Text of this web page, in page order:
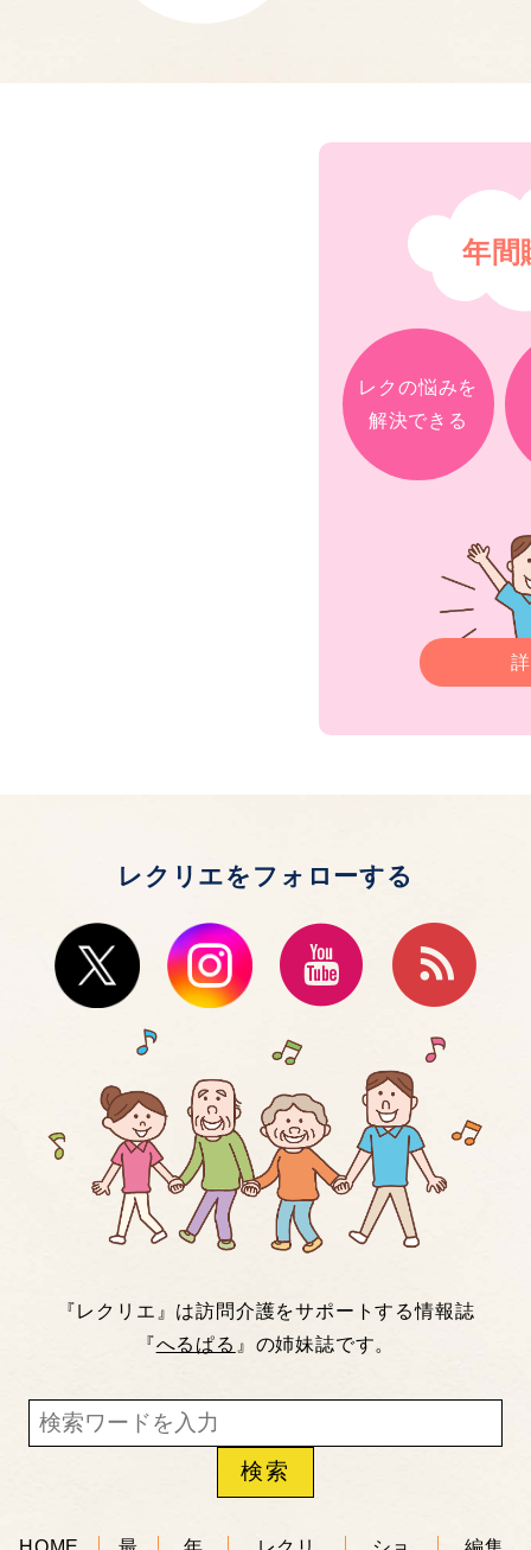
年間
レクの悩みを
解決できる
レクリエをフォローする
『レクリエ』は訪問介護をサポートする情報誌
『へるぱる 』の姉妹誌です。